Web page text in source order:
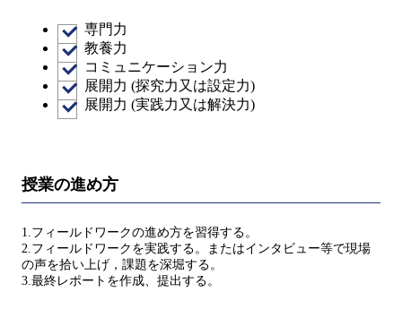
専門力
教養力
コミュニケーション力
展開力 (探究力又は設定力)
展開力 (実践力又は解決力)
授業の進め方
1.フィールドワークの進め方を習得する。
2.フィールドワークを実践する。またはインタビュー等で現場
の声を拾い上げ，課題を深堀する。
3.最終レポートを作成、提出する。